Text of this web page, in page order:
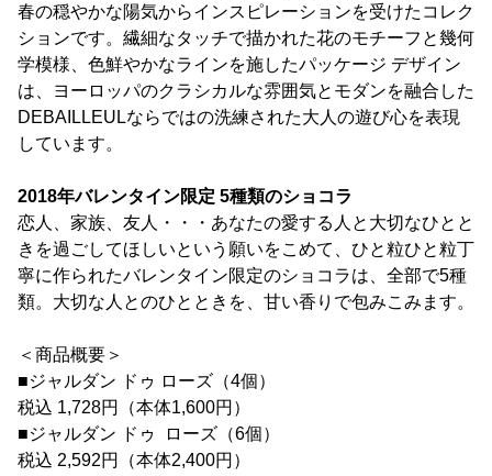
春の穏やかな陽気からインスピレーションを受けたコレク
ションです。繊細なタッチで描かれた花のモチーフと幾何
学模様、色鮮やかなラインを施したパッケージ デザイン
は、ヨーロッパのクラシカルな雰囲気とモダンを融合した
DEBAILLEULならではの洗練された大人の遊び心を表現
しています。
2018年バレンタイン限定 5種類のショコラ
恋人、家族、友人・・・あなたの愛する人と大切なひとと
きを過ごしてほしいという願いをこめて、ひと粒ひと粒丁
寧に作られたバレンタイン限定のショコラは、全部で5種
類。大切な人とのひとときを、甘い香りで包みこみます。
＜商品概要＞
■ジャルダン ドゥ ローズ（4個）
税込 1,728円（本体1,600円）
■ジャルダン ドゥ ローズ（6個）
税込 2,592円（本体2,400円）